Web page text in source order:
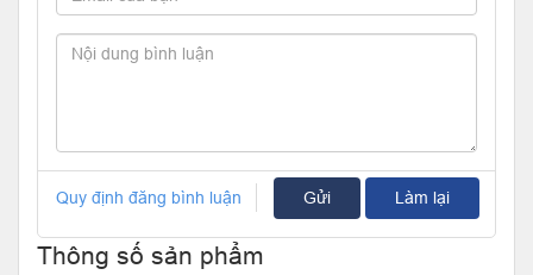
Quy định đăng bình luận Gửi Làm lại
Thông số sản phẩm